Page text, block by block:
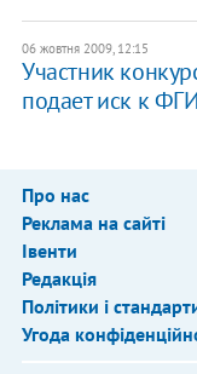
06 жовтня 2009, 12:15
Участник
подает иск к ФГИ
Про нас
Реклама на сайті
Івенти
Редакція
Політики і
Угода